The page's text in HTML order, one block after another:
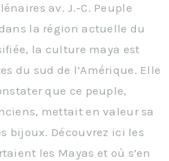
av. J.-C. Peuple
la région actuelle du
la culture maya est
du sud de l’Amérique. Elle
que ce peuple,
mettait en valeur sa
bijoux. Découvrez ici les
les Mayas et où s’en